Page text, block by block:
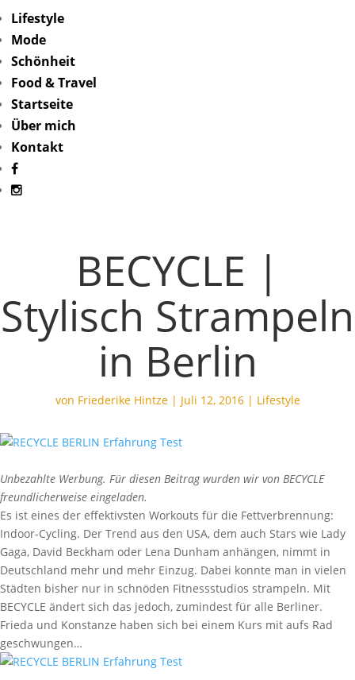
Lifestyle
Mode
Schönheit
Food & Travel
Startseite
Über mich
Kontakt
BECYCLE |
Stylisch Strampeln
in Berlin
von Friederike Hintze| Juli 12, 2016| Lifestyle
Unbezahlte Werbung. Für diesen Beitrag wurden wir von BECYCLE
freundlicherweise eingeladen.
Es ist eines der effektivsten Workouts für die Fettverbrennung:
Indoor-Cycling. Der Trend aus den USA, dem auch Stars wie Lady
Gaga, David Beckham oder Lena Dunham anhängen, nimmt in
Deutschland mehr und mehr Einzug. Dabei konnte man in vielen
Städten bisher nur in schnöden Fitnessstudios strampeln. Mit
BECYCLE ändert sich das jedoch, zumindest für alle Berliner.
Frieda und Konstanze haben sich bei einem Kurs mit aufs Rad
geschwungen…